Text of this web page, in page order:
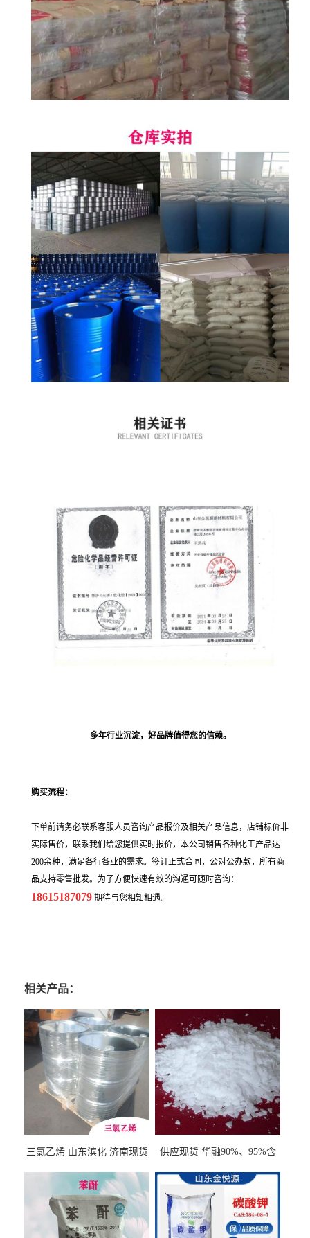
多年行业沉淀，好品牌值得您的信赖。
购买流程：
下单前请务必联系客服人员咨询产品报价及相关产品信息，店铺标价非
实际售价，联系我们给您提供实时报价，本公司销售各种化工产品达
200余种，满足各行各业的需求。签订正式合同，公对公办款，所有商
品支持零售批发。为了方便快速有效的沟通可随时咨询：
18615187079 期待与您相知相遇。
相关产品：
三氯乙烯 山东滨化 济南现货
供应现货 华融90%、95%含